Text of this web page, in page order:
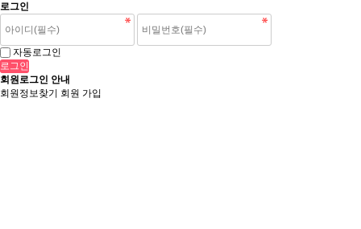
로그인
자동로그인
회원로그인 안내
회원정보찾기
회원 가입